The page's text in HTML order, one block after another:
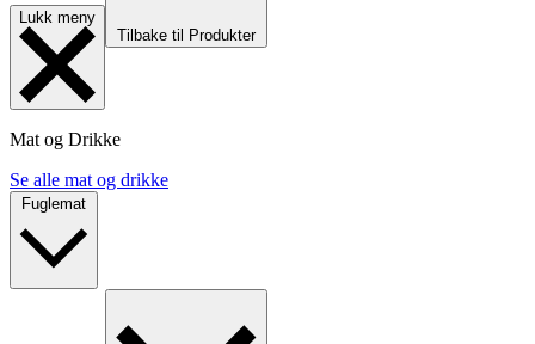
Lukk meny
Tilbake til Produkter
Mat og Drikke
Se alle mat og drikke